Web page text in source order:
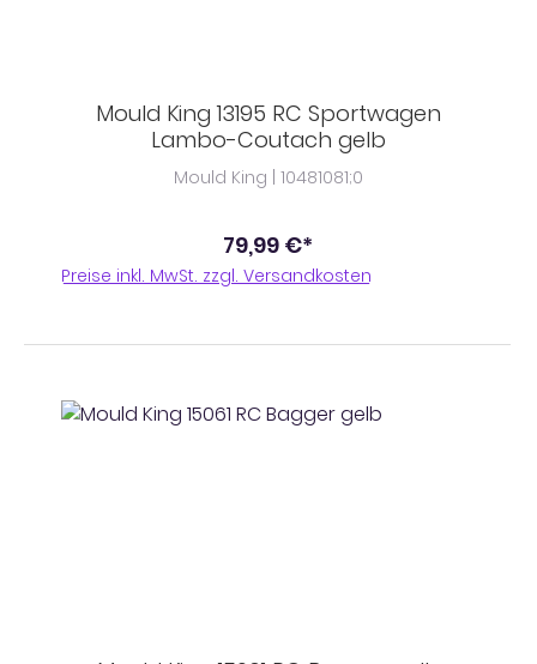
Mould King 13195 RC Sportwagen
Lambo-Coutach gelb
Mould King | 10481081;0
79,99 €*
Preise inkl. MwSt. zzgl. Versandkosten